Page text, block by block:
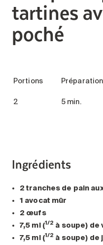
tartines
poché
Portions Préparation
2
5 min.
Ingrédients
2 tranches de pain
1 avocat mûr
2 œufs
7,5 ml (1/2 à soupe) de
7,5 ml (1/2 à soupe) de